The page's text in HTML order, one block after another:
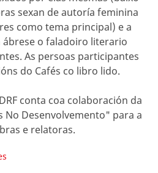
sexan de autoría feminina
como tema principal) e a
o faladoiro literario
As persoas participantes
do Cafés co libro lido.
conta coa colaboración da
No Desenvolvemento" para a
e relatoras.